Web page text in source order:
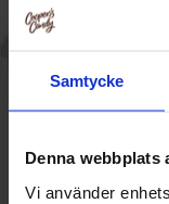
Samtycke
Denna webbplats
Vi använder